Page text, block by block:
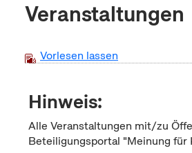
Veranstaltungen
Vorlesen lassen
Hinweis:
Alle Veranstaltungen mit/zu
Beteiligungsportal "Meinung für